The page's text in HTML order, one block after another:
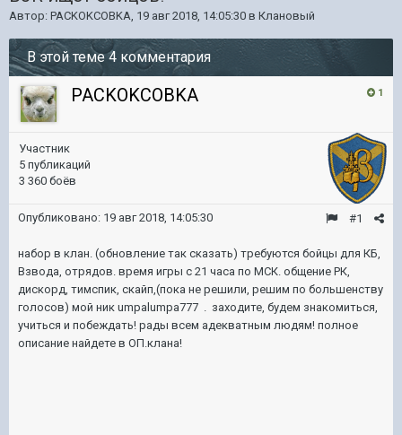
Автор: PACKOKCOBKA, 19 авг 2018, 14:05:30 в Клановый
В этой теме 4 комментария
1
PACKOKCOBKA
Участник
5 публикаций
3 360 боёв
#1
Опубликовано: 19 авг 2018, 14:05:30
набор в клан. (обновление так сказать) требуются бойцы для КБ,
Взвода, отрядов. время игры с 21 часа по МСК. общение РК,
дискорд, тимспик, скайп,(пока не решили, решим по большенству
голосов) мой ник umpalumpa777 . заходите, будем знакомиться,
учиться и побеждать! рады всем адекватным людям! полное
описание найдете в ОП.клана!